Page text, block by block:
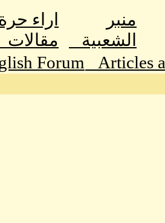
منبر
الشعبية
اراء
مقالات
Articles
Forum